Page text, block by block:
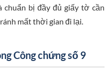
bị đầy đủ giấy tờ cần
mất thời gian đi lại.
Công chứng số 9